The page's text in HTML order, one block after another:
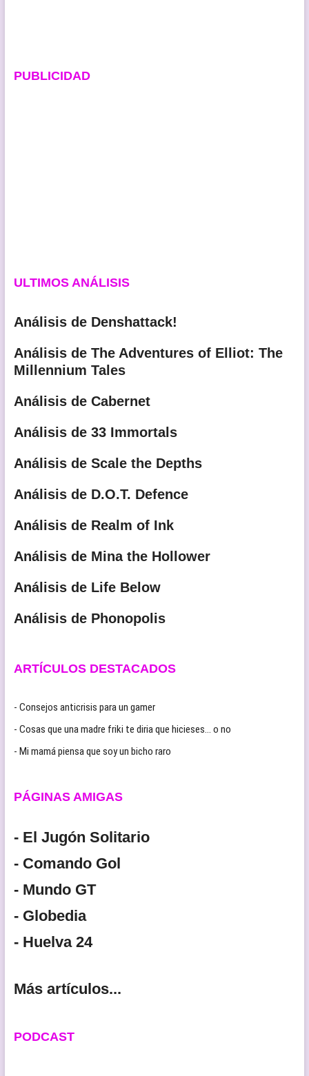
PUBLICIDAD
ULTIMOS ANÁLISIS
Análisis de Denshattack!
Análisis de The Adventures of Elliot: The
Millennium Tales
Análisis de Cabernet
Análisis de 33 Immortals
Análisis de Scale the Depths
Análisis de D.O.T. Defence
Análisis de Realm of Ink
Análisis de Mina the Hollower
Análisis de Life Below
Análisis de Phonopolis
ARTÍCULOS DESTACADOS
- Consejos anticrisis para un gamer
- Cosas que una madre friki te diria que hicieses… o no
- Mi mamá piensa que soy un bicho raro
PÁGINAS AMIGAS
- El Jugón Solitario
- Comando Gol
- Mundo GT
- Globedia
- Huelva 24
Más artículos...
PODCAST